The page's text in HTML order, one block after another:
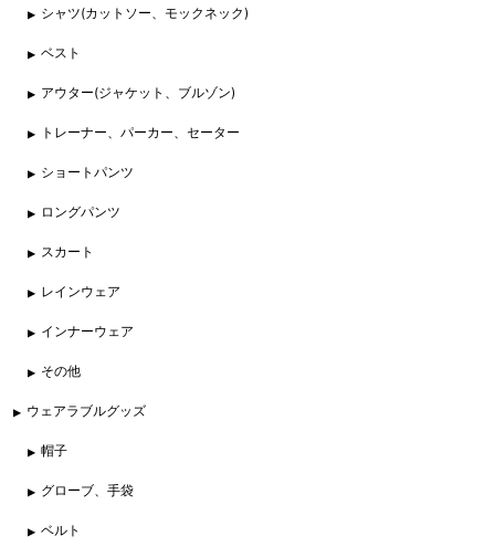
シャツ(カットソー、モックネック)
ベスト
アウター(ジャケット、ブルゾン)
トレーナー、パーカー、セーター
ショートパンツ
ロングパンツ
スカート
レインウェア
インナーウェア
その他
ウェアラブルグッズ
帽子
グローブ、手袋
ベルト